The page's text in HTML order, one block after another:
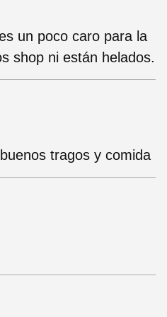
un poco caro para la
shop ni están helados.
tragos y comida